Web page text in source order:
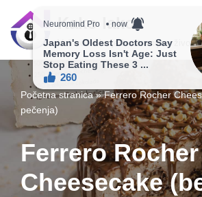
Skip
content
Kako lako?
Vaš vodič ka jednostavnijem životu!
Početna stranica»Ferrero Rocher
pečenja)
Ferrero Rocher
Cheesecake